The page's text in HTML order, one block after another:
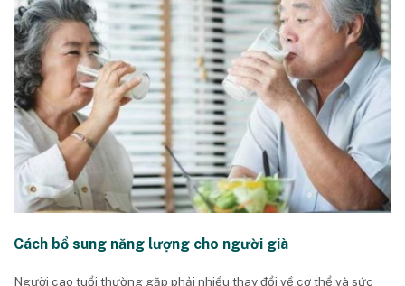
Cách bổ sung năng lượng cho người già
Người cao tuổi thường gặp phải nhiều thay đổi về cơ thể và sức